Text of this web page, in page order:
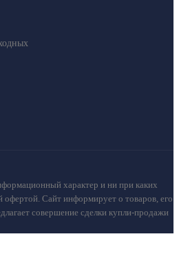
характер и ни при каких
офертой. Сайт информирует о товаров, его
совершение сделки купли-продажи